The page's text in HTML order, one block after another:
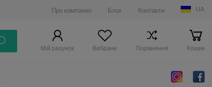
Про компанію Блог Контакти UA
Мій рахунок Вибране Порівняння Кошик